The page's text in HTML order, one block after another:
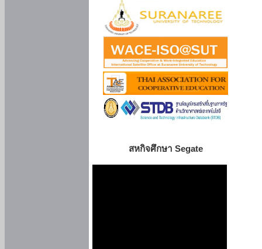
สหกิจศึกษา Segate